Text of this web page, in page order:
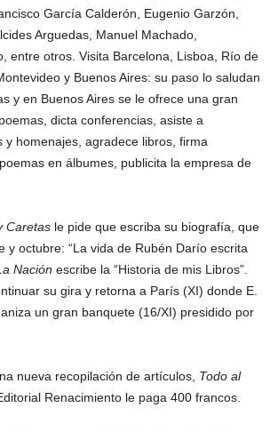
García Calderón, Eugenio Garzón,
Arguedas, Manuel Machado,
entre otros. Visita Barcelona, Lisboa, Río de
y Buenos Aires: su paso lo saludan
y en Buenos Aires se le ofrece una gran
dicta conferencias, asiste a
y homenajes, agradece libros, firma
en álbumes, publicita la empresa de
Caretas le pide que escriba su biografía, que
y octubre: “La vida de Rubén Darío escrita
Nación escribe la “Historia de mis Libros”.
su gira y retorna a París (XI) donde E.
un gran banquete (16/XI) presidido por
nueva recopilación de artículos, Todo al
Renacimiento le paga 400 francos.